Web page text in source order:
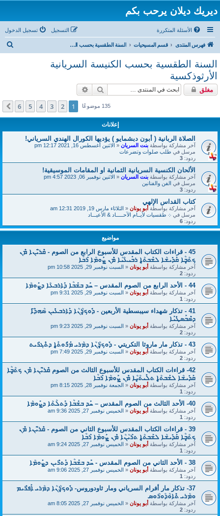
ديريك ديلان يرحب بكم
الأسئلة المتكررة تسجيل الدخول التسجيل
فهرس المنتدى قسم المسيحيات السنة الطقسية بحسب الكنيسة السريانية الأرثوذكسية
ب
السنة الطقسية بحسب الكنيسة السريانية
الأرثوذكسية
مغلق بحث
135 موضوعًا 1
2
3
4
5
6 التالي
إعلانات
الصلاة الربانية ( أبون دبشمايو ) يؤديها الكورال الهندي السرياني!
آخر مشاركة بواسطةبنت السريان«الاثنين أغسطس 16, 2021 12:17 pm
مرسل فيطلب صلوات وتضرعات
ردود: 3
الألحان الكنسية السريانية الثمانية او المقامات الموسيقية!
آخر مشاركة بواسطةبنت السريان«الاثنين نوفمبر 06, 2023 4:57 pm
مرسل فيالفن والفنانين
ردود: 3
كتاب القداس الإلهي
آخر مشاركة بواسطةأبو يونان«الثلاثاء مارس 19, 2019 12:31 am
مرسل في܀ طقسيات لأيــام الآحـــــاد & الأعيـــاد
ردود: 6
مواضيع
45 - قراءات الكتاب المقدس للأسبوع الرابع من الصوم - ܩܶܪ̈ܝܳܢܐ ܡܶܢ
ܟܬ̥ܳܒܳܐ ܩܰܕܺܝܫܳܐ ܠܫܰܒܬ̥ܳܐ ܪܒܺܝܥܳܝܳܐ ܡܶܢ ܨܰܘܡܳܐ ܪܰܒܳܐ
آخر مشاركة بواسطةأبو يونان«السبت نوفمبر 29, 2025 10:58 pm
ردود: 2
44 - الأحد الرابع من الصوم المقدس – ܚܰܕ ܒܫܰܒܳܐ ܕܰܐܪܒܥܳܐ ܕܨܰܘܡܳܐ
آخر مشاركة بواسطةأبو يونان«السبت نوفمبر 29, 2025 9:31 pm
ردود: 1
41 - تذكار شهداء سيبسطية الأربعين - ܕܽܘܟ̥ܪܳܢܳܐ ܕܰܐܪܒܥܺܝܢ ܣܳܗܕ̈ܶܐ
ܕܣܶܒܰܣܛܺܝܰܐ
آخر مشاركة بواسطةأبو يونان«السبت نوفمبر 29, 2025 9:23 pm
ردود: 2
43 - تذكار مار ماروثا التكريتي - ܕܽܘܟ̥ܪܳܢܳܐ ܕܡܳܪܝ ܡܰܪܽܘܬ̥ܰܐ ܕܬܶܓܪܺܝܬ
آخر مشاركة بواسطةأبو يونان«السبت نوفمبر 29, 2025 7:49 pm
ردود: 2
42- قراءات الكتاب المقدس للأسبوع الثالث من الصوم ܩܶܪ̈ܝܳܢܐ ܡܶܢ ܟܬ̥ܳܒܳܐ
ܩܰܕܺܝܫܳܐ ܠܫܰܒܬ̥ܳܐ ܬܠܺܝܬ̥ܳܝܳܐ ܡܶܢ ܨܰܘܡܳܐ ܪܰܒܳܐ
آخر مشاركة بواسطةأبو يونان«الجمعة نوفمبر 28, 2025 8:15 pm
ردود: 1
40- الأحد الثالث من الصوم المقدس – ܚܰܕ ܒܫܰܒܳܐ ܕܰܬܠܳܬܳܐ ܕܨܰܘܡܳܐ
آخر مشاركة بواسطةأبو يونان«الخميس نوفمبر 27, 2025 9:36 am
ردود: 1
39 - قراءات الكتاب المقدس للأسبوع الثاني من الصوم - ܩܶܪ̈ܝܳܢܐ ܡܶܢ
ܟܬ̥ܳܒܳܐ ܩܰܕܺܝܫܳܐ ܠܫܰܒܬ̥ܳܐ ܬܪܰܝܳܢܳܐ ܡܶܢ ܨܰܘܡܳܐ ܪܰܒܳܐ
آخر مشاركة بواسطةأبو يونان«الخميس نوفمبر 27, 2025 9:24 am
ردود: 1
38 - الأحد الثاني من الصوم المقدس - ܚܰܕ ܒܫܰܒܳܐ ܕܰܬܪܶܝܢ ܕܨܰܘܡܳܐ
آخر مشاركة بواسطةأبو يونان«الخميس نوفمبر 27, 2025 9:06 am
ردود: 1
37- تذكار مار أفرام السرياني ومار ثاودوروس- ܕܽܘܟ̥ܪܳܢܳܐ ܕܡܳܪܝ ܐܰܦܪܶܝܡ
ܘܡܳܪܝ ܬܶܐܘܳܕܳܘܪܳܘܣ
آخر مشاركة بواسطةأبو يونان«الخميس نوفمبر 27, 2025 8:05 am
ردود: 2